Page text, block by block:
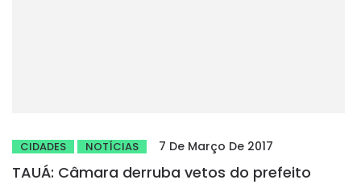
CIDADES NOTÍCIAS 7 De Março De 2017
TAUÁ: Câmara derruba vetos do prefeito